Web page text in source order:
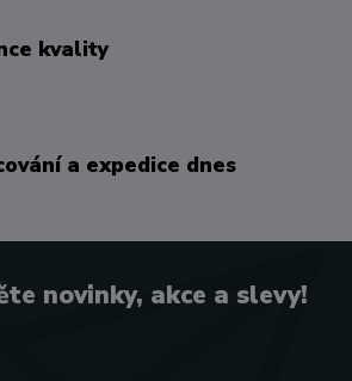
kvality
a expedice dnes
novinky, akce a slevy!